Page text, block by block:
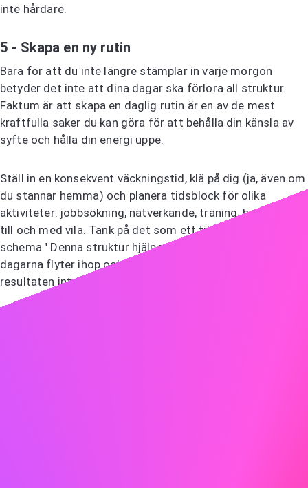
inte hårdare.
5 - Skapa en ny rutin
Bara för att du inte längre stämplar in varje morgon
betyder det inte att dina dagar ska förlora all struktur.
Faktum är att skapa en daglig rutin är en av de mest
kraftfulla saker du kan göra för att behålla din känsla av
syfte och hålla din energi uppe.
Ställ in en konsekvent väckningstid, klä på dig (ja, även om
du stannar hemma) och planera tidsblock för olika
aktiviteter: jobbsökning, nätverkande, träning, hobbyer och
till och med vila. Tänk på det som ett tillfälligt "självstyrt
schema." Denna struktur hjälper till att förhindra att
dagarna flyter ihop och håller dig i rörelse – även när
resultaten inte är omedelbara.